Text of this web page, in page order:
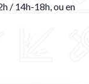
/ 14h-18h, ou en